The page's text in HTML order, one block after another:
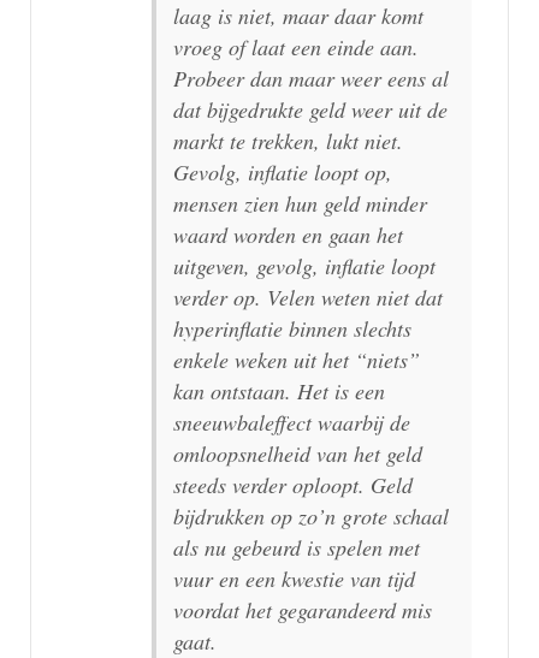
laag is niet, maar daar komt
vroeg of laat een einde aan.
Probeer dan maar weer eens al
dat bijgedrukte geld weer uit de
markt te trekken, lukt niet.
Gevolg, inflatie loopt op,
mensen zien hun geld minder
waard worden en gaan het
uitgeven, gevolg, inflatie loopt
verder op. Velen weten niet dat
hyperinflatie binnen slechts
enkele weken uit het “niets”
kan ontstaan. Het is een
sneeuwbaleffect waarbij de
omloopsnelheid van het geld
steeds verder oploopt. Geld
bijdrukken op zo’n grote schaal
als nu gebeurd is spelen met
vuur en een kwestie van tijd
voordat het gegarandeerd mis
gaat.